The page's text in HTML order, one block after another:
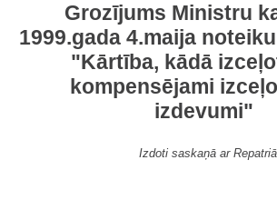
Grozījums Ministru
1999.gada 4.maija
"Kārtība, kādā
kompensējami
izdevumi"
Izdoti saskaņā ar